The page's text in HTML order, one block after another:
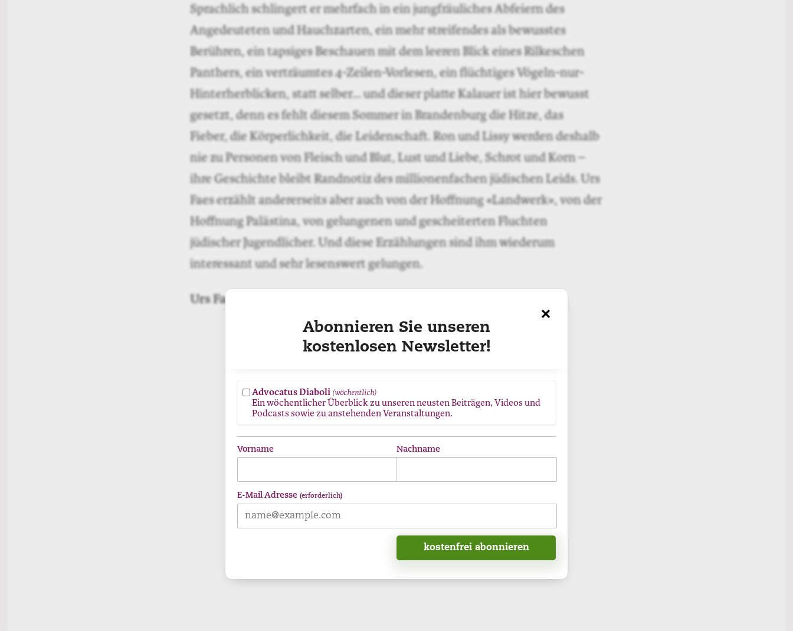
Sprachlich schlingert er mehrfach in ein jungfräuliches Abfeiern des
Angedeuteten und Hauchzarten, ein mehr streifendes als bewusstes
Berühren, ein tapsiges Beschauen mit dem leeren Blick eines Rilkeschen
Panthers, ein verträumtes 4-Zeilen-Vorlesen, ein flüchtiges Vögeln-nur-
Hinterherblicken, statt selber… und dieser platte Kalauer ist hier bewusst
gesetzt, denn es fehlt diesem Sommer in Brandenburg die Hitze, das
Fieber, die Körperlichkeit, die Leidenschaft. Ron und Lissy werden deshalb
nie zu Personen von Fleisch und Blut, Lust und Liebe, Schrot und Korn –
ihre Geschichte bleibt Randnotiz des millionenfachen jüdischen Leids. Urs
Faes erzählt andererseits aber auch von der Hoffnung «Landwerk», von der
Hoffnung Palästina, von gelungenen und gescheiterten Fluchten
jüdischer ­Jugendlicher. Und diese Erzählungen sind ihm wiederum
interessant und sehr lesenswert gelungen.
Urs Faes:
×
Abonnieren Sie unseren
kostenlosen Newsletter!
Advocatus Diaboli (wöchentlich)
Ein wöchentlicher Überblick zu unseren neusten Beiträgen, Videos und
Podcasts sowie zu anstehenden Veranstaltungen.
Vorname Nachname
E-Mail Adresse (erforderlich)